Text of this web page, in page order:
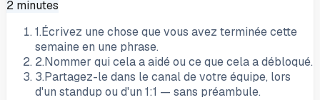
2 minutes
1.Écrivez une chose que vous avez terminée cette
semaine en une phrase.
2.Nommer qui cela a aidé ou ce que cela a débloqué.
3.Partagez-le dans le canal de votre équipe, lors
d'un standup ou d'un 1:1 — sans préambule.